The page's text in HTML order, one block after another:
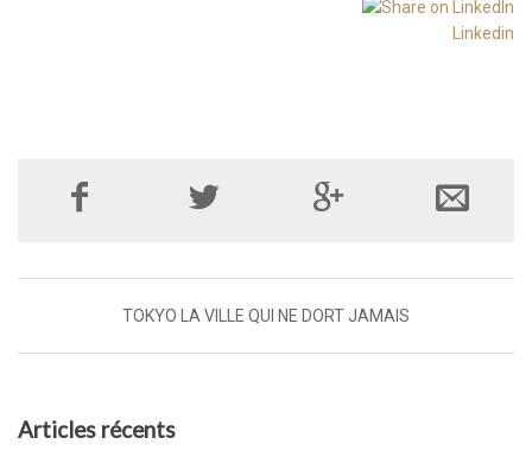
Linkedin
TOKYO LA VILLE QUI NE DORT JAMAIS
Articles récents